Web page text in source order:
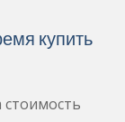
купить